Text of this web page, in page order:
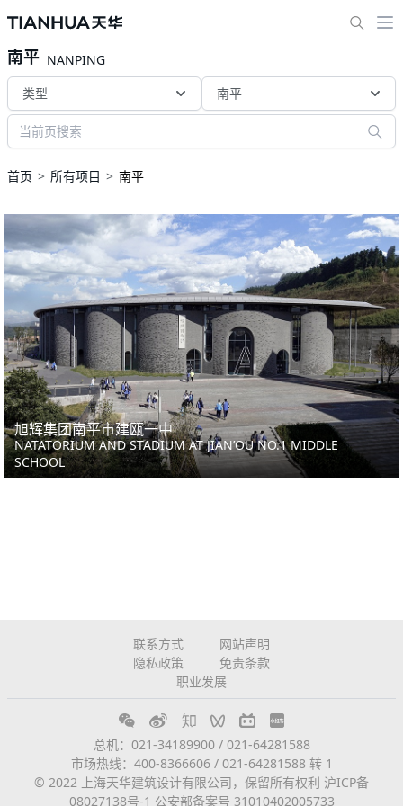
南平 NANPING
类型
南平
首页 所有项目 南平
旭辉集团南平市建瓯一中
NATATORIUM AND STADIUM AT JIAN’OU NO.1 MIDDLE
SCHOOL
联系方式
网站声明
隐私政策
免责条款
职业发展
总机：021-34189900 / 021-64281588
市场热线：400-8366606 / 021-64281588 转 1
© 2022 上海天华建筑设计有限公司，保留所有权利 沪ICP备
08027138号-1 公安部备案号 31010402005733